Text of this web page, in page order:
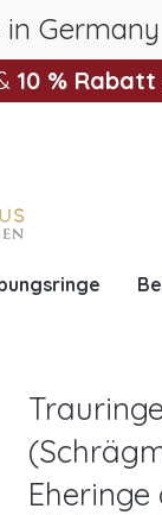
in Germany
10 % Rabatt
Eheringe